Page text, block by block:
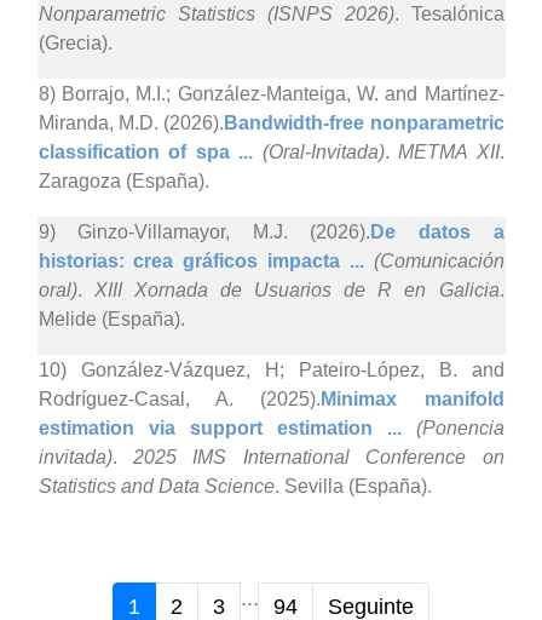
Nonparametric Statistics (ISNPS 2026). Tesalónica
(Grecia).
8) Borrajo, M.I.; González-Manteiga, W. and Martínez-
Miranda, M.D. (2026). Bandwidth-free nonparametric
classification of spa ... (Oral-Invitada). METMA XII.
Zaragoza (España).
9) Ginzo-Villamayor, M.J. (2026). De datos a
historias: crea gráficos impacta ... (Comunicación
oral). XIII Xornada de Usuarios de R en Galicia.
Melide (España).
10) González-Vázquez, H; Pateiro-López, B. and
Rodríguez-Casal, A. (2025). Minimax manifold
estimation via support estimation ... (Ponencia
invitada). 2025 IMS International Conference on
Statistics and Data Science. Sevilla (España).
1 2 3 ... 94 Seguinte